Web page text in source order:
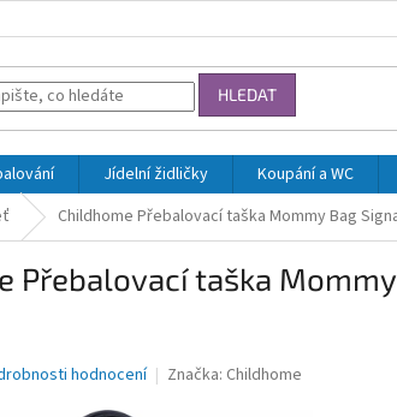
HLEDAT
Jídelní židličky Koupání a WC
Childhome Přebalovací taška Mommy Bag
Přebalovací taška
hodnocení Značka: Childhome